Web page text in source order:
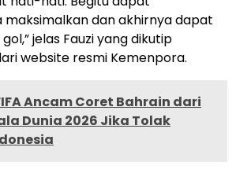
maksimalkan dan akhirnya dapat
jelas Fauzi yang dikutip
website resmi Kemenpora.
Ancam Coret Bahrain dari
Dunia 2026 Jika Tolak